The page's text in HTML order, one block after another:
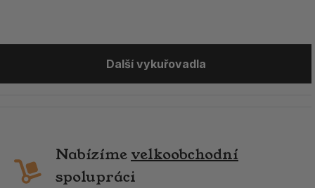
Další vykuřovadla
Nabízíme velkoobchodní
spolupráci